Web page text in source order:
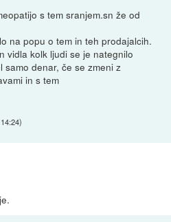
s tem sranjem.sn že od
na popu o tem in teh prodajalcih.
vidla kolk ljudi se je nategnilo
samo denar, če se zmeni z
in s tem
)